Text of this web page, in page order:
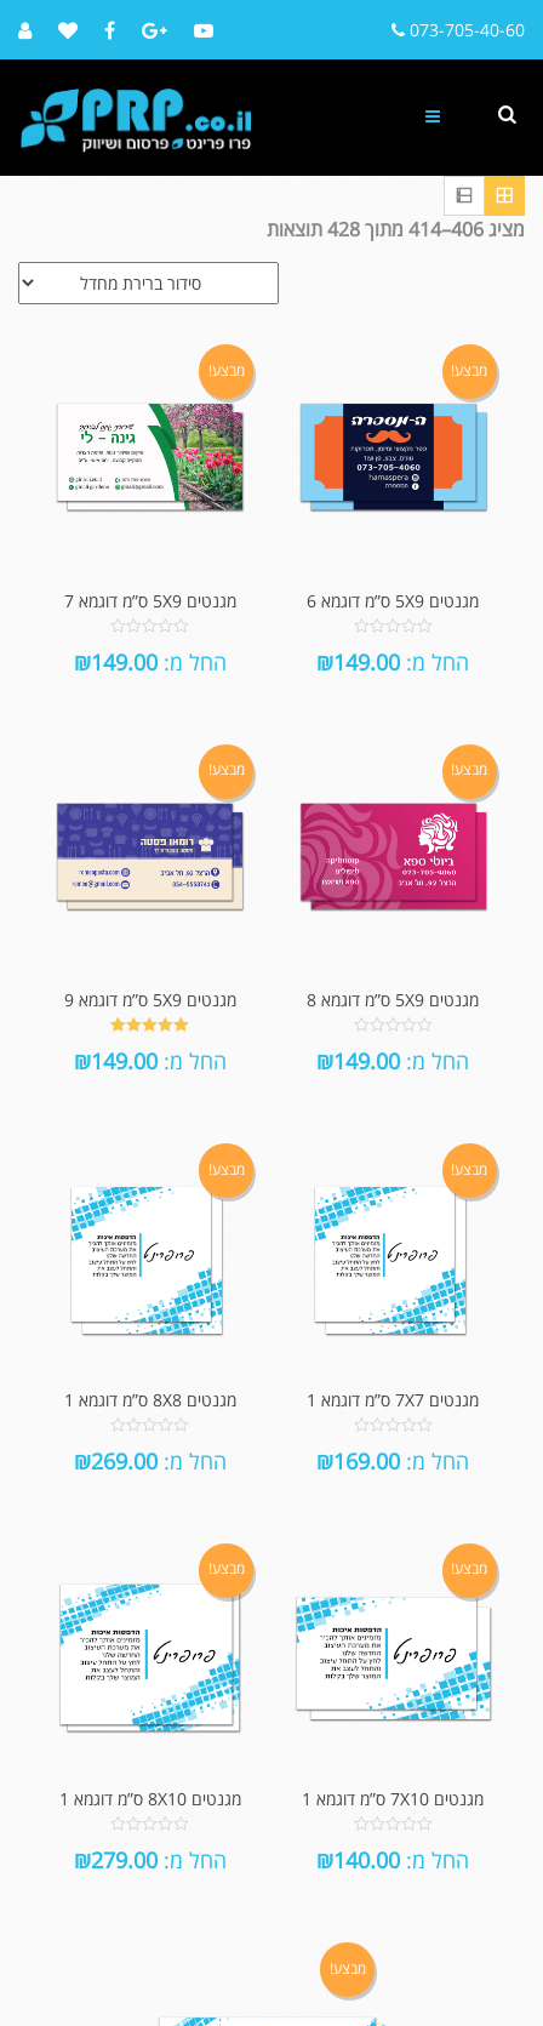
073-705-40-60
מציג 406–414 מתוך 428 תוצאות
מבצע!
מגנטים 5X9 ס”מ דוגמא 6
out
החל מ: ₪149.00
מבצע!
מגנטים 5X9 ס”מ דוגמא 7
out
החל מ: ₪149.00
מבצע!
מגנטים 5X9 ס”מ דוגמא 8
out
החל מ: ₪149.00
מבצע!
מגנטים 5X9 ס”מ דוגמא 9
out of 5
החל מ: ₪149.00
מבצע!
מגנטים 7X7 ס”מ דוגמא 1
out
החל מ: ₪169.00
מבצע!
מגנטים 8X8 ס”מ דוגמא 1
out
החל מ: ₪269.00
מבצע!
מגנטים 7X10 ס”מ דוגמא 1
out
החל מ: ₪140.00
מבצע!
מגנטים 8X10 ס”מ דוגמא 1
out
החל מ: ₪279.00
מבצע!